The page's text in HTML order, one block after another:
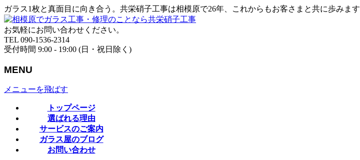
ガラス1枚と真面目に向き合う。共栄硝子工事は相模原で26年、これからもお客さまと共に歩みます
お気軽にお問い合わせください。
TEL 090-1536-2314
受付時間 9:00 - 19:00 (日・祝日除く)
MENU
メニューを飛ばす
トップページ
選ばれる理由
サービスのご案内
ガラス屋のブログ
お問い合わせ